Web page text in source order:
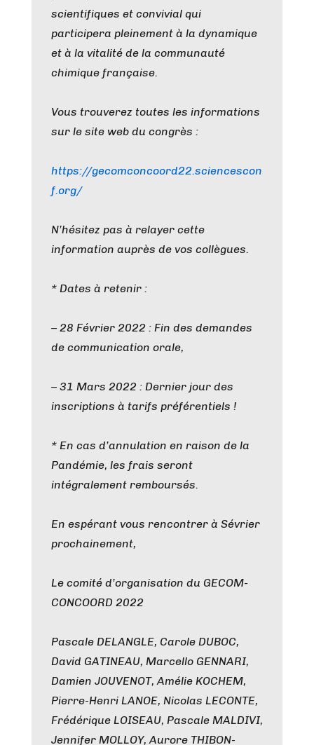
scientifiques et convivial qui
participera pleinement à la dynamique
et à la vitalité de la communauté
chimique française.
Vous trouverez toutes les informations
sur le site web du congrès :
https://gecomconcoord22.sciencescon
f.org/
N’hésitez pas à relayer cette
information auprès de vos collègues.
* Dates à retenir :
– 28 Février 2022 : Fin des demandes
de communication orale,
– 31 Mars 2022 : Dernier jour des
inscriptions à tarifs préférentiels !
* En cas d’annulation en raison de la
Pandémie, les frais seront
intégralement remboursés.
En espérant vous rencontrer à Sévrier
prochainement,
Le comité d’organisation du GECOM-
CONCOORD 2022
Pascale DELANGLE, Carole DUBOC,
David GATINEAU, Marcello GENNARI,
Damien JOUVENOT, Amélie KOCHEM,
Pierre-Henri LANOE, Nicolas LECONTE,
Frédérique LOISEAU, Pascale MALDIVI,
Jennifer MOLLOY, Aurore THIBON-